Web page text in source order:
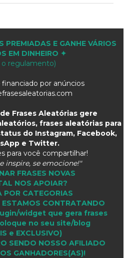
PREMIADAS E GANHE VÁRIOS
EM DINHEIRO ✦
o regulamento)
financiado por anúncios
Frases Aleatórias gere
frases aleatórias para
do Instagram, Facebook,
e Twitter.
para você compartilhar!
inspire, se emocione!"
FRASES NOVAS
NOS APOIAR?
CATEGORIAS
ESTAMOS CONTRATANDO
widget que gera frases
no seu site/blog
e EXCLUSIVO)
SENDO NOSSO AFILIADO
GANHADORES(AS)!